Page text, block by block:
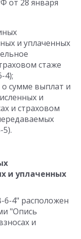
от 28 января
и уплаченных
стаже
4);
сумме выплат и
и
и страховом
и уплаченных
4" расположен
"Опись
и